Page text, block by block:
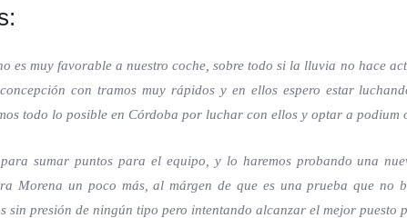
es muy favorable a nuestro coche, sobre todo si la lluvia no hace
con tramos muy rápidos y en ellos espero estar
todo lo posible en Córdoba por luchar con ellos y optar a
sumar puntos para el equipo, y lo haremos probando una
Morena un poco más, al márgen de que es una prueba que
sin presión de ningún tipo pero intentando alcanzar el mejor